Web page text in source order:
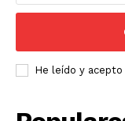
He leído y acepto